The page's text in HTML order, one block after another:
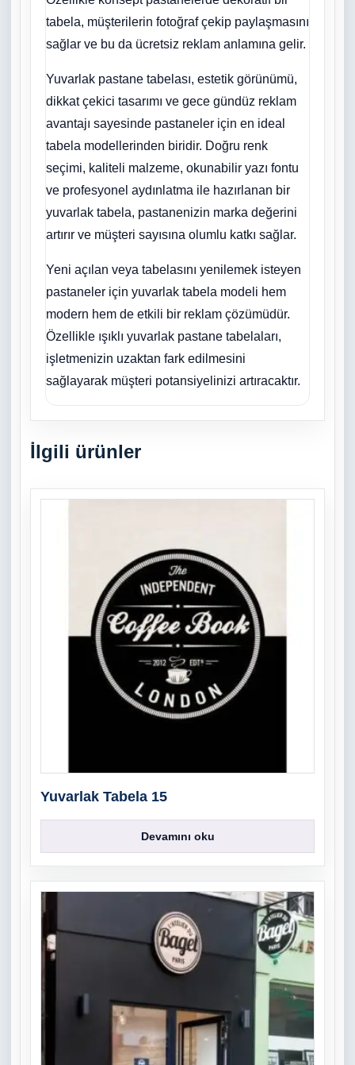
tabela, müşterilerin fotoğraf çekip paylaşmasını
sağlar ve bu da ücretsiz reklam anlamına gelir.
Yuvarlak pastane tabelası, estetik görünümü,
dikkat çekici tasarımı ve gece gündüz reklam
avantajı sayesinde pastaneler için en ideal
tabela modellerinden biridir. Doğru renk
seçimi, kaliteli malzeme, okunabilir yazı fontu
ve profesyonel aydınlatma ile hazırlanan bir
yuvarlak tabela, pastanenizin marka değerini
artırır ve müşteri sayısına olumlu katkı sağlar.
Yeni açılan veya tabelasını yenilemek isteyen
pastaneler için yuvarlak tabela modeli hem
modern hem de etkili bir reklam çözümüdür.
Özellikle ışıklı yuvarlak pastane tabelaları,
işletmenizin uzaktan fark edilmesini
sağlayarak müşteri potansiyelinizi artıracaktır.
İlgili ürünler
Yuvarlak Tabela 15
Devamını oku